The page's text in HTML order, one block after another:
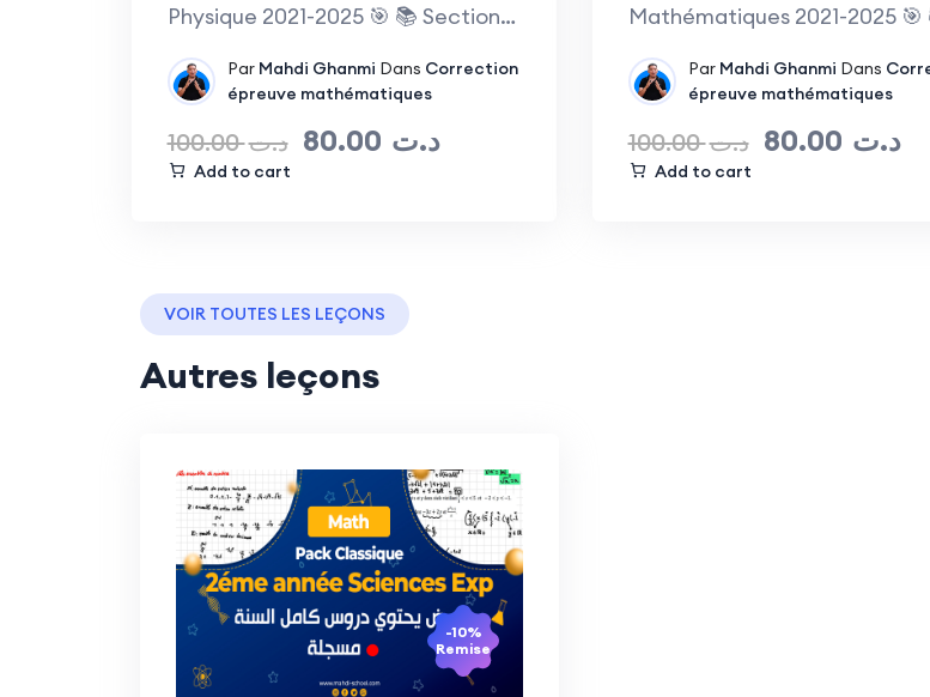
Physique 2021-2025 🎯 📚 Section
Par Mahdi Ghanmi Dans Correction
épreuve mathématiques
100.00د.ت 80.00 د.ت
Add to cart
Mathématiques 2021-2025 🎯
Par Mahdi Ghanmi Dans
épreuve mathématiques
100.00د.ت 80.00 د.ت
Add to cart
VOIR TOUTES LES LEÇONS
Autres leçons
-10%
Remise